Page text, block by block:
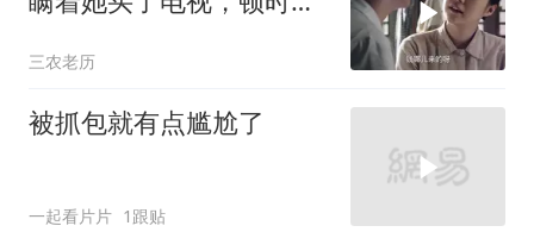
三农老历
被抓包就有点尴尬了
一起看片片 1跟贴